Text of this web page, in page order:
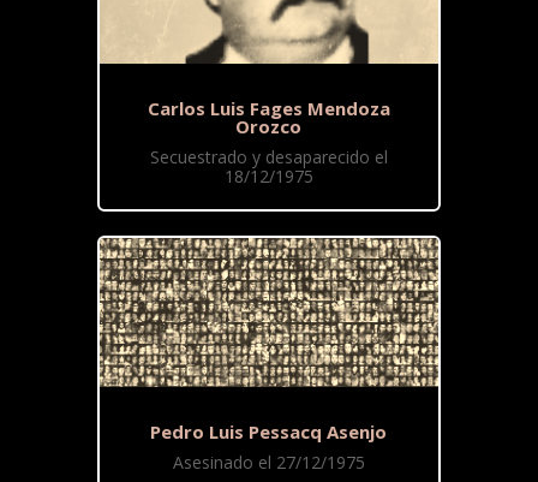
Carlos Luis Fages Mendoza
Orozco
Secuestrado y desaparecido el
18/12/1975
Pedro Luis Pessacq Asenjo
Asesinado el 27/12/1975